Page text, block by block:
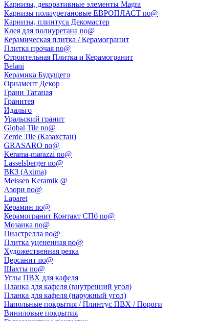
Карнизы, декоративные элементы Magra
Карнизы полиуретановые ЕВРОПЛАСТ no@
Карнизы, плинтуса Декомастер
Клея для полиуретана no@
Керамическая плитка / Керамогранит
Плитка прочая no@
Строительная Плитка и Керамогранит
Belani
Керамика Будущего
Орнамент Декор
Грани Таганая
Гранитея
Идальго
Уральский гранит
Global Tile no@
Zerde Tile (Казахстан)
GRASARO no@
Kerama-marazzi no@
Lasselsberger no@
ВКЗ (Axima)
Meissen Keramik @
Азори no@
Laparet
Керамин no@
Керамогранит Контакт СПб no@
Мозаика no@
Пиастрелла no@
Плитка уцененная no@
Художественная резка
Церсанит no@
Шахты no@
Углы ПВХ для кафеля
Планка для кафеля (внутренний угол)
Планка для кафеля (наружный угол)
Напольные покрытия / Плинтус ПВХ / Пороги
Виниловые покрытия